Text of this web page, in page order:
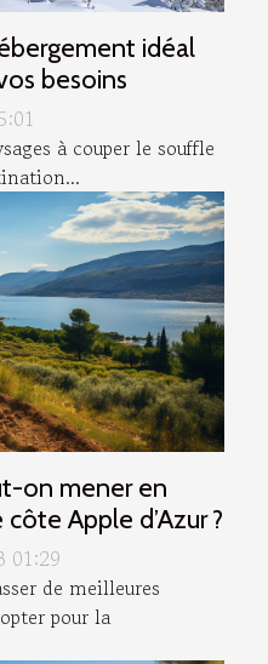
idéal
besoins
à couper le souffle
on mener en
Apple d’Azur ?
01:29
de meilleures
pour la